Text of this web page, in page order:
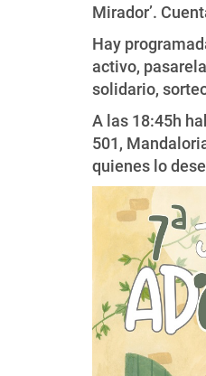
Mirador’.
Hay
activo,
solidario,
A las 18:45h
501,
quienes lo